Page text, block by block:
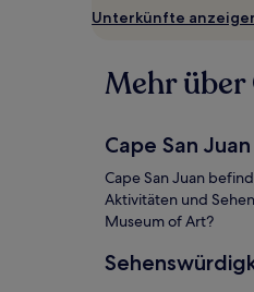
Unterkünfte
Mehr über
Cape San
Cape San Juan
Aktivitäten und
Museum of Art?